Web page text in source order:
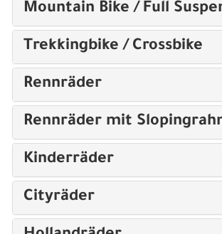
Mountain Bike / Full
Trekkingbike / Crossbike
Rennräder
Rennräder mit
Kinderräder
Cityräder